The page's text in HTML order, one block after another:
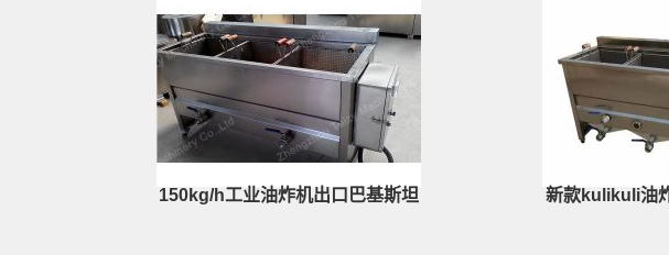
150kg/h工业油炸机出口巴基斯坦 新款kulikuli油